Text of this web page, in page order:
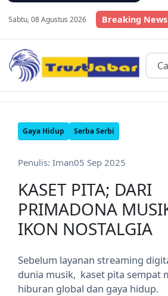
Sabtu, 08 Agustus 2026 Breaking News
Gaya Hidup Serba Serbi
Penulis: Iman05 Sep 2025
KASET PITA; DARI
PRIMADONA
IKON NOSTALGIA
Sebelum layanan streaming
dunia musik, kaset pita sempat
hiburan global dan gaya hidup.